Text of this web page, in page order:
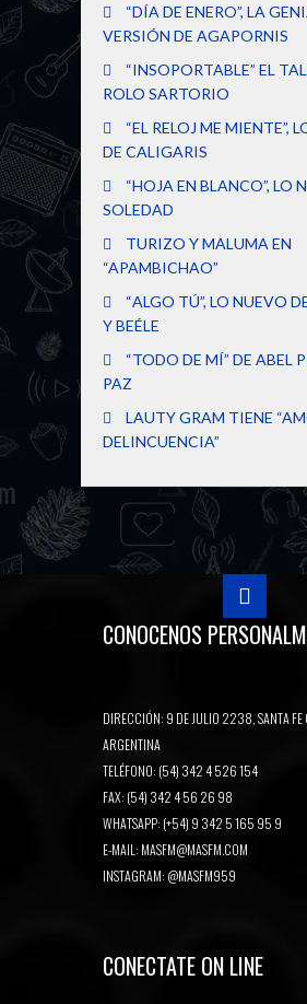
“DÍA DE ENERO”, LA
VERSIÓN DE AGAPORNIS
“INSOPORTABLE” EL
ROLO SARTORIO
“EL RELOJ ME MIENTE”,
DE CALIGARIS
“HOJA EN BLANCO”, LO
SOLEDAD
TURIZO Y MALUMA EN
“APAMBICHAO”
“ALGO TÚ”, LO NUEVO
Y BEÉLE
“TODO DE MÍ” DE ABEL
PAZ
LAUTY GRAM TIENE
DELINCUENCIA”
CONOCENOS
DIRECCIÓN: 9 DE JULIO 2238, SANTA FE
ARGENTINA
TELÉFONO: (54) 342 4 526 154
FAX: (54) 342 4 56 26 98
WHATSAPP: (+54) 9 342 5 165 95 9
E-MAIL: MASFM@MASFM.COM
INSTAGRAM: @MASFM959
CONECTATE ON LINE